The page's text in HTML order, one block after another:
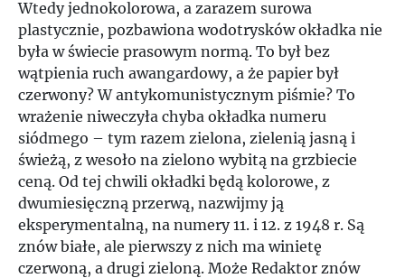
Wtedy jednokolorowa, a zarazem surowa
plastycznie, pozbawiona wodotrysków okładka nie
była w świecie prasowym normą. To był bez
wątpienia ruch awangardowy, a że papier był
czerwony? W antykomunistycznym piśmie? To
wrażenie niweczyła chyba okładka numeru
siódmego – tym razem zielona, zielenią jasną i
świeżą, z wesoło na zielono wybitą na grzbiecie
ceną. Od tej chwili okładki będą kolorowe, z
dwumiesięczną przerwą, nazwijmy ją
eksperymentalną, na numery 11. i 12. z 1948 r. Są
znów białe, ale pierwszy z nich ma winietę
czerwoną, a drugi zieloną. Może Redaktor znów